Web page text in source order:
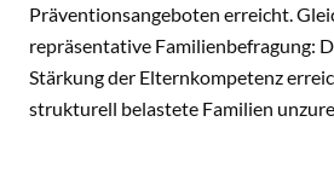
Präventionsangeboten erreicht.
repräsentative Familienbefragung:
Stärkung der Elternkompetenz
strukturell belastete Familien